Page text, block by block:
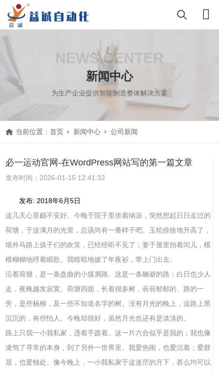
NEWS CENTER
新闻中心
为生产企业提供智能制造整体解决方案
当前位置：首页 新闻中心 公司新闻
必一运动官网-在WordPress网站写的第一篇文章
发布时间：2026-01-15 12:41:32
发布: 2018年6月5日
这几天心里颇不安好。今晚于院子里坐着纳凉，突然想起日日走过的
荷塘，于这满月的光里，总该尚有一番样子吧。玉轮徐徐地升高了，
墙外马路上孩子们的欢笑，已经经听不见了；妻于屋里拍着闰儿，模
模糊糊地哼着眠歌。我暗暗地披了年夜衫，带上门出去。
沿着荷塘，是一条盘曲的小煤屑路。这是一条幽僻的路；白日也少人
走，夜晚越发寂寞。荷塘四面，长着很多树，蓊蓊郁郁的。路的一
旁，是些杨柳，及一些不知道名字的树。没有月光的晚上，这路上黑
沉沉的，有些怕人。今晚却很好，虽然月光也还有是淡淡的。
路上只我一小我私家，违着手踱着。这一片六合似乎是我的；我也像
凌驾了寻常的本身，到了另外一世界里。我爱热闹，也爱沉着；爱群
居，也爱独处。像今晚上，一小我私家于这迷茫的月下，甚么均可以